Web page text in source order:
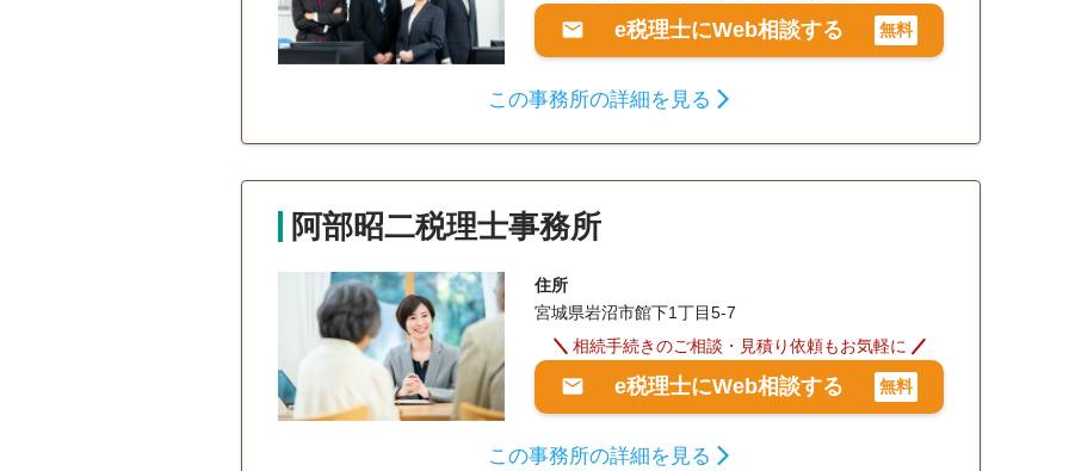
e税理士にWeb相談する 無料
この事務所の詳細を見る
阿部昭二税理士事務所
住所
宮城県岩沼市館下1丁目5-7
相続手続きのご相談・見積り依頼もお気軽に
e税理士にWeb相談する 無料
この事務所の詳細を見る